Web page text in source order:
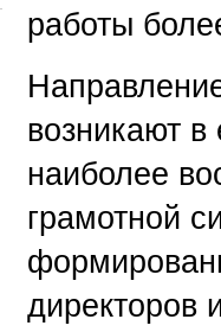
работы
возникают
наиболее
грамотной
директоров